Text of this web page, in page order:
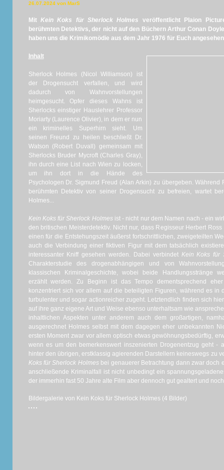
26.07.2024 von MarS
Mit Kein Koks für Sherlock Holmes
veröffentlicht Plaion
berühmten Detektivs, der nicht auf den Büchern Arthur Conan
haben uns die Krimikomödie aus dem Jahr 1976 für Euch
Inhalt
Sherlock Holmes (Nicol Williamson) ist
der Drogensucht verfallen, und wird
dadurch von Wahnvorstellungen
heimgesucht. Opfer dieses Wahns ist
Sherlocks einstiger Hauslehrer Professor
Moriarty (Laurence Olivier), in dem er nun
ein kriminelles Superhirn sieht. Um
seinen Freund zu heilen beschließt Dr.
Watson (Robert Duvall) gemeinsam mit
Sherlocks Bruder Mycroft (Charles Gray),
ihn durch eine List nach Wien zu locken,
um ihn dort in die Hände des
Psychologen Dr. Sigmund Freud (Alan Arkin) zu übergeben.
berühmten Detektiv von seiner Drogensucht zu befreien, wartet
Holmes...
Kein Koks für Sherlock Holmesist - nicht nur dem Namen nach - ein
den britischen Meisterdetektiv. Nicht nur, dass Regisseur Herbert
einen für die Entstehungszeit äußerst fortschrittlichen, zweigeteilten
auch die Verbindung einer fiktiven Figur mit dem tatsächlich
interessanter Kniff gesehen werden. Dabei verbindet Kein Koks für
Charakterstudie des drogenabhängigen und von
klassischen Kriminalgeschichte, wobei beide Handlungsstränge
erzählt werden. Zu Beginn ist das Tempo dementsprechend
konzentriert sich vor allem auf die beteiligten Figuren, während es in
turbulenter und sogar actionreicher zugeht. Letztendlich finden sich
auf ihre ganz eigene Art und Weise ebenso unterhaltsam wie
inhaltlichen Aspekten unter anderem auch dem großartigen,
ausgerechnet Holmes selbst mit dem dagegen eher unbekannten
ersten Moment zwar vor allem optisch etwas gewöhnungsbedürftig,
wenn es um den bemerkenswert inszenierten Drogenentzug geht -
hinter den übrigen, erstklassig agierenden Darstellern keineswegs zu
Koks für Sherlock Holmesbei genauerer Betrachtung dann zwar doch
anschließende Kriminalfall ist nicht unbedingt ein
der immerhin fast 50 Jahre alte Film aber dennoch gut gealtert und
Bildergalerie von Kein Koks für Sherlock Holmes (4 Bilder)